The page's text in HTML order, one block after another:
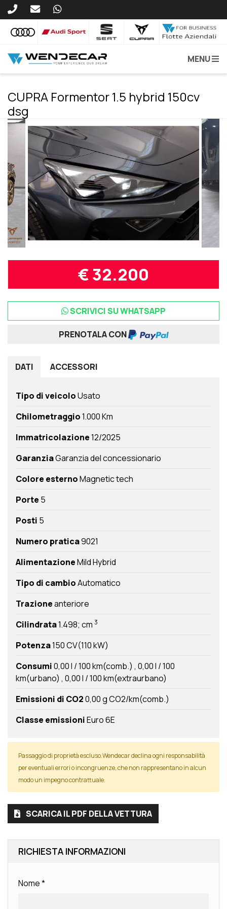
MENU
CUPRA Formentor 1.5 hybrid 150cv
dsg
€ 32.200
SCRIVICI SU WHATSAPP
PRENOTALA CON
DATI ACCESSORI
Tipo di veicoloUsato
Chilometraggio1.000 Km
Immatricolazione12/2025
GaranziaGaranzia del concessionario
Colore esternoMagnetic tech
Porte 5
Posti 5
Numero pratica9021
AlimentazioneMild Hybrid
Tipo di cambioAutomatico
Trazioneanteriore
Cilindrata1.498; cm 3
Potenza150 CV(110 kW)
Consumi0,00 l / 100 km(comb.) 0,00 l / 100
km(urbano) 0,00 l / 100 km(extraurbano)
Emissioni di CO20,00 g CO2/km(comb.)
Classe emissioniEuro 6E
Passaggio di proprietà escluso.Wendecar declina ogni responsabilità
per eventuali errori o incongruenze, che non rappresentano in alcun
modo un impegno contrattuale.
SCARICA IL PDF DELLA VETTURA
RICHIESTA INFORMAZIONI
Nome*